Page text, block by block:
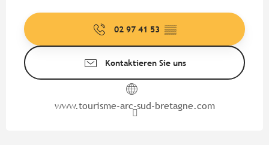
02 97 41 53 ▒▒
Kontaktieren Sie uns
www.tourisme-arc-sud-bretagne.com